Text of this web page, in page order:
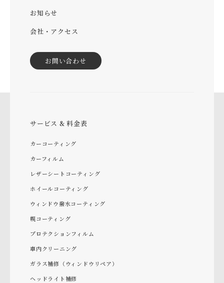
お知らせ
会社・アクセス
お問い合わせ
サービス & 料金表
カーコーティング
カーフィルム
レザーシートコーティング
ホイールコーティング
ウィンドウ撥水コーティング
幌コーティング
プロテクションフィルム
車内クリーニング
ガラス補修（ウィンドウリペア）
ヘッドライト補修